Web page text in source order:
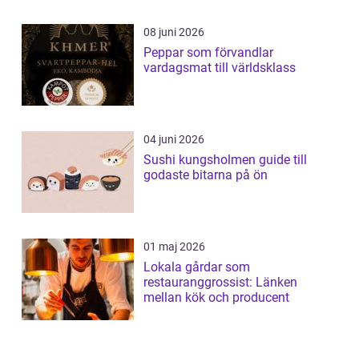
08 juni 2026
Peppar som förvandlar
vardagsmat till världsklass
04 juni 2026
Sushi kungsholmen guide till
godaste bitarna på ön
01 maj 2026
Lokala gårdar som
restauranggrossist: Länken
mellan kök och producent